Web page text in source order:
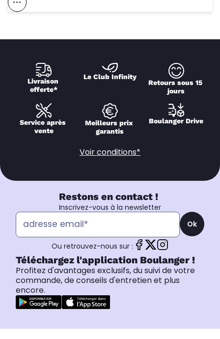
Voir Ce Magasin Sur La Carte
Livraison
offerte*
Le Club Infinity
Retours sous 15
jours
Service après
vente
Meilleurs prix
garantis
Boulanger Drive
Voir conditions*
Restons en contact !
Inscrivez-vous à la newsletter
Ok
Ou retrouvez-nous sur :
Téléchargez l'application Boulanger !
Profitez d'avantages exclusifs, du suivi de votre
commande, de conseils d'entretien et plus
encore.